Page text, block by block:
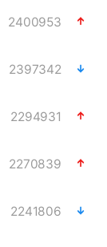
2400953
2397342
2294931
2270839
2241806